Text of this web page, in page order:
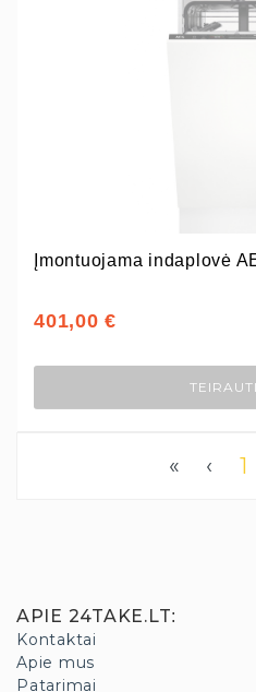
Įmontuojama indaplovė
401,00 €
« ‹ 1
APIE 24TAKE.LT:
Kontaktai
Apie mus
Patarimai